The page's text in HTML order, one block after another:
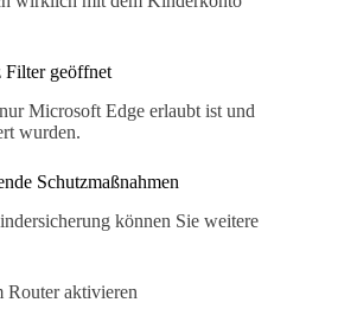
Filter geöffnet
Microsoft Edge erlaubt ist und
wurden.
Schutzmaßnahmen
können Sie weitere
Router aktivieren